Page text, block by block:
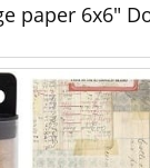
paper 6x6"